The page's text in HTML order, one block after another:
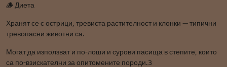
🪵 Диета
Хранят се с острици, тревиста растителност и клонки — типични
тревопасни животни са.
Могат да използват и по-лоши и сурови пасища в степите, които
са по-взискателни за опитомените породи.3